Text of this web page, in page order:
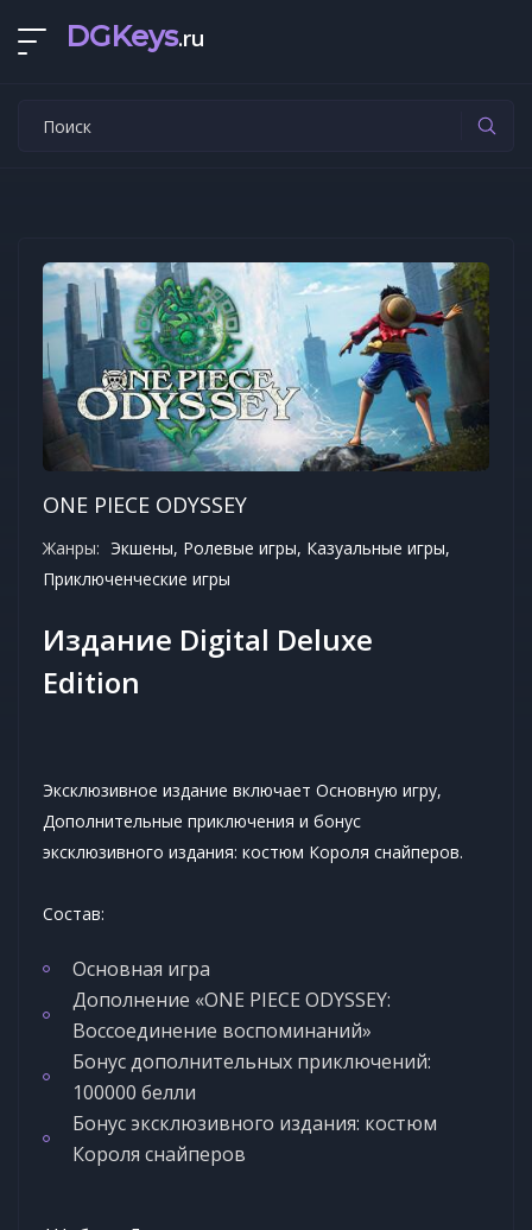
DGKeys.ru
ONE PIECE ODYSSEY
Жанры: Экшены, Ролевые игры, Казуальные игры,
Приключенческие игры
Издание Digital Deluxe
Edition
Эксклюзивное издание включает Основную игру,
Дополнительные приключения и бонус
эксклюзивного издания: костюм Короля снайперов.
Состав:
Основная игра
Дополнение «ONE PIECE ODYSSEY:
Воссоединение воспоминаний»
Бонус дополнительных приключений:
100000 белли
Бонус эксклюзивного издания: костюм
Короля снайперов